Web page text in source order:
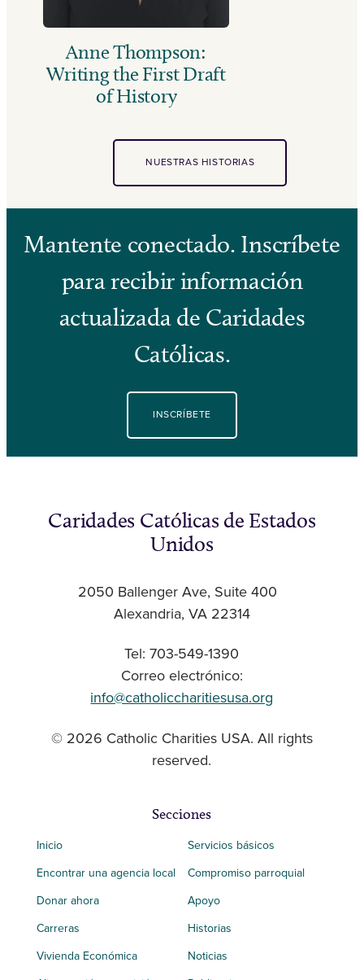
Anne Thompson:
Writing the First Draft
of History
NUESTRAS HISTORIAS
Mantente conectado. Inscríbete
para recibir información
actualizada de Caridades
Católicas.
INSCRÍBETE
Caridades Católicas de Estados
Unidos
2050 Ballenger Ave, Suite 400
Alexandria, VA 22314
Tel: 703-549-1390
Correo electrónico:
info@catholiccharitiesusa.org
© 2026 Catholic Charities USA. All rights
reserved.
Secciones
Inicio
Encontrar una agencia local
Donar ahora
Carreras
Vivienda Económica
Servicios básicos
Compromiso parroquial
Apoyo
Historias
Noticias